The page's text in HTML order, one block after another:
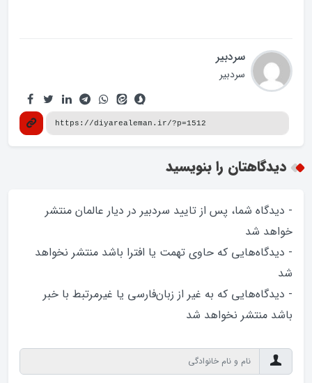
سردبیر
سردبیر
دیدگاهتان را بنویسید
- دیدگاه شما، پس از تایید سردبیر در دیار عالمان منتشر
خواهد‌ شد
- دیدگاه‌هایی که حاوی تهمت یا افترا باشد منتشر نخواهد‌
شد
- دیدگاه‌هایی که به غیر از زبان‌فارسی یا غیرمرتبط با خبر
باشد منتشر نخواهد‌ شد